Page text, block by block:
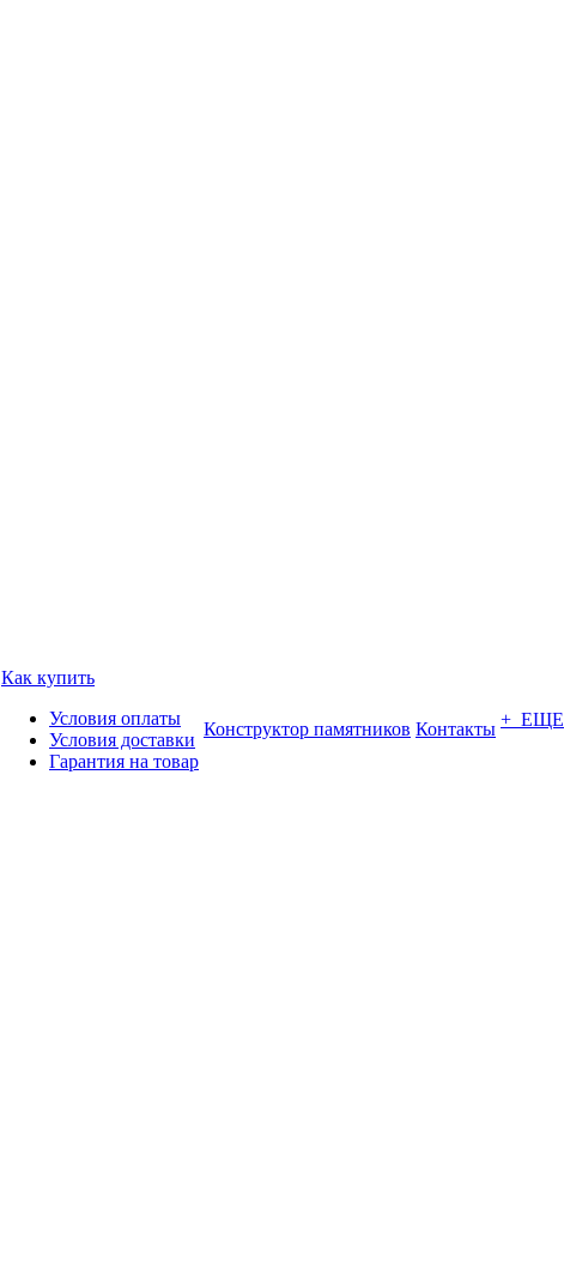
Как купить
Условия оплаты
Условия доставки
Гарантия на товар
Конструктор памятников Контакты + ЕЩЕ